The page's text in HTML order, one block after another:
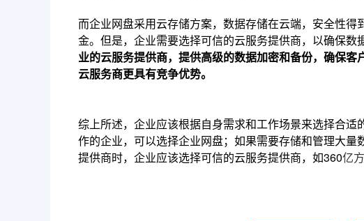
而企业网盘采用云存储方案，数据存储在云端，安全性
金。但是，企业需要选择可信的云服务提供商，以确保数
业的云服务提供商，提供高级的数据加密和备份，确保
云服务商更具有竞争优势。
综上所述，企业应该根据自身需求和工作场景来选择合
作的企业，可以选择企业网盘；如果需要存储和管理大量
提供商时，企业应该选择可信的云服务提供商，如360亿